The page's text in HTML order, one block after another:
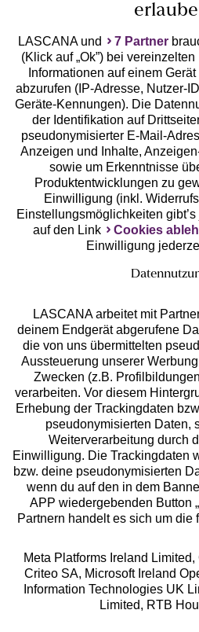
Geprüfte Sicherheit
Unsere Apps
Services
Beratung
Über uns
Rechtliches
Alle Preise inkl. MwSt., zzgl.
Versandkosten
** Bonität vorausgesetzt, berechtigt zur
LASCANA und 7 Partner
(Klick auf „Ok”) bei vereinzelten
Informationen auf einem
abzurufen (IP-Adresse, Nutzer-
Geräte-Kennungen). Die
der Identifikation auf
pseudonymisierter E-Mail-
Anzeigen und Inhalte,
sowie um Erkenntnisse
Produktentwicklungen zu
Einwilligung (inkl.
Einstellungsmöglichkeiten
auf den Link
Cookies
Einwilligung
LASCANA arbeitet mit
deinem Endgerät abgerufene
die von uns übermittelten
Aussteuerung unserer
Zwecken (z.B.
verarbeiten. Vor diesem
Erhebung der Trackingdaten
pseudonymisierten Daten,
Weiterverarbeitung durch
Einwilligung. Die Trackingdaten
bzw. deine pseudonymisierten
wenn du auf den in dem
APP wiedergebenden Button
Partnern handelt es sich um die
Meta Platforms Ireland
Criteo SA, Microsoft Ireland
Information Technologies UK
Limited, RTB